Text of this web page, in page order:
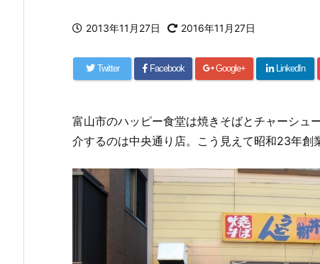
2013年11月27日 2016年11月27日
Twitter Facebook Google+ LinkedIn
富山市のハッピー食堂は焼きそばとチャーシュ
介するのは中央通り店。こう見えて昭和23年創